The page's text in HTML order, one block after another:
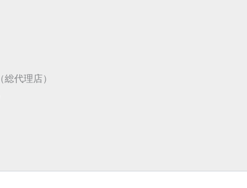
（総代理店）